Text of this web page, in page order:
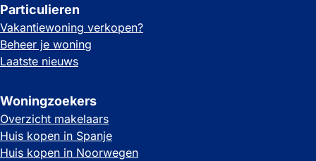
Particulieren
Vakantiewoning verkopen?
Beheer je woning
Laatste nieuws
Woningzoekers
Overzicht makelaars
Huis kopen in Spanje
Huis kopen in Noorwegen